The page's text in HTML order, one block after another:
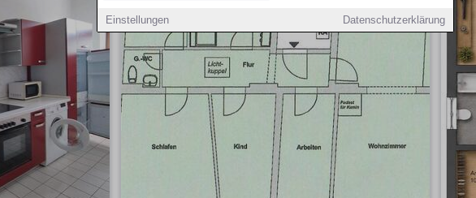
Einstellungen Datenschutzerklärung